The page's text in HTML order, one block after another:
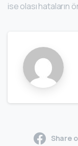
ise olası hataların
Share